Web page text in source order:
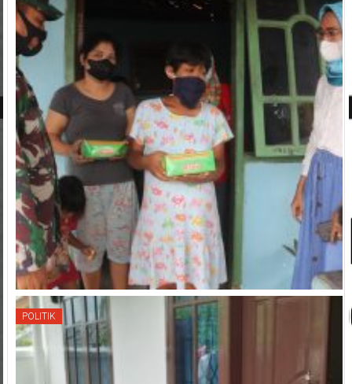
POLITIK